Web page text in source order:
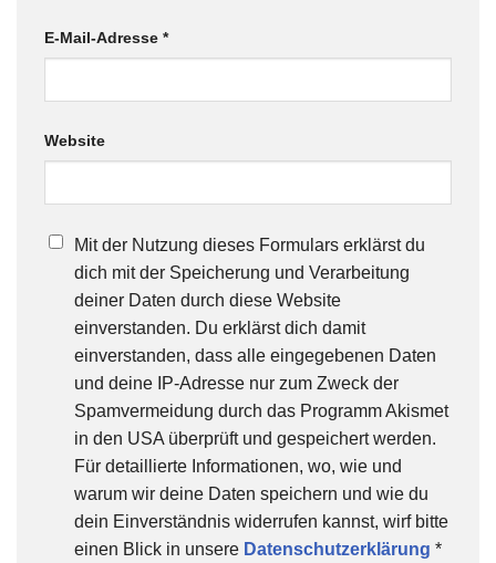
E-Mail-Adresse *
Website
Mit der Nutzung dieses Formulars erklärst du
dich mit der Speicherung und Verarbeitung
deiner Daten durch diese Website
einverstanden. Du erklärst dich damit
einverstanden, dass alle eingegebenen Daten
und deine IP-Adresse nur zum Zweck der
Spamvermeidung durch das Programm Akismet
in den USA überprüft und gespeichert werden.
Für detaillierte Informationen, wo, wie und
warum wir deine Daten speichern und wie du
dein Einverständnis widerrufen kannst, wirf bitte
einen Blick in unsere Datenschutzerklärung *